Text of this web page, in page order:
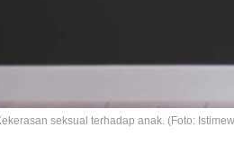
seksual terhadap anak. (Foto: